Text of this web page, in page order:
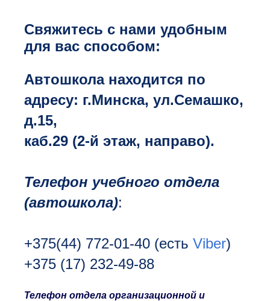
Свяжитесь с нами удобным
для вас способом:
Автошкола находится по
адресу: г.Минска, ул.Семашко,
д.15,
каб.29 (2-й этаж, направо).
Телефон учебного отдела
(автошкола):
+375(44) 772-01-40 (есть Viber)
+375 (17) 232-49-88
Телефон отдела организационной и